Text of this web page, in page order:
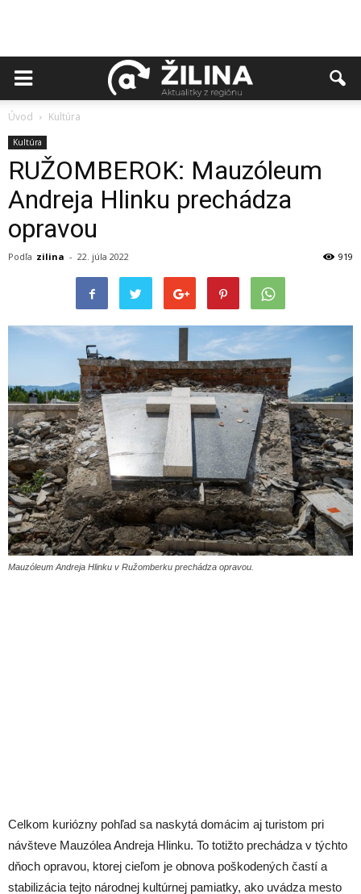
Úvod Kultúra
Kultúra
RUŽOMBEROK: Mauzóleum
Andreja Hlinku prechádza
opravou
Podľa zilina - 22. júla 2022 919
Mauzóleum Andreja Hlinku v Ružomberku prechádza opravou.
Celkom kuriózny pohľad sa naskytá domácim aj turistom pri
návšteve Mauzólea Andreja Hlinku. To totižto prechádza v týchto
dňoch opravou, ktorej cieľom je obnova poškodených častí a
stabilizácia tejto národnej kultúrnej pamiatky, ako uvádza mesto